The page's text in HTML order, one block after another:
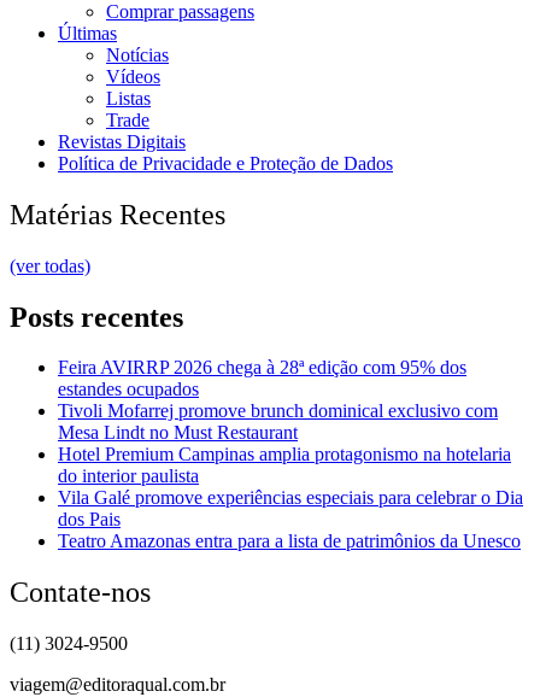
Comprar passagens
Últimas
Notícias
Vídeos
Listas
Trade
Revistas Digitais
Política de Privacidade e Proteção de Dados
Matérias Recentes
(ver todas)
Posts recentes
Feira AVIRRP 2026 chega à 28ª edição com 95% dos
estandes ocupados
Tivoli Mofarrej promove brunch dominical exclusivo com
Mesa Lindt no Must Restaurant
Hotel Premium Campinas amplia protagonismo na hotelaria
do interior paulista
Vila Galé promove experiências especiais para celebrar o Dia
dos Pais
Teatro Amazonas entra para a lista de patrimônios da Unesco
Contate-nos
(11) 3024-9500
viagem@editoraqual.com.br